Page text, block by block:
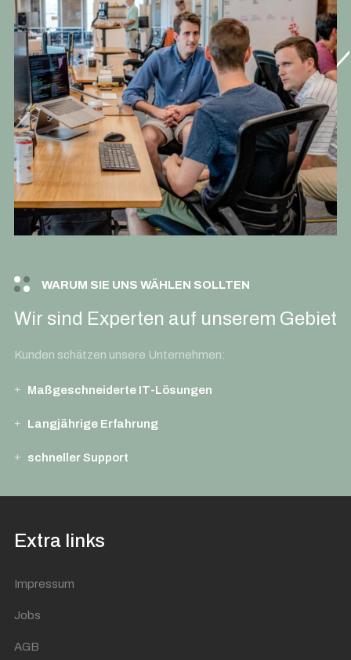
WARUM SIE UNS WÄHLEN SOLLTEN
Wir sind Experten auf unserem Gebiet
Kunden schätzen unsere Unternehmen:
Maßgeschneiderte IT-Lösungen
Langjährige Erfahrung
schneller Support
Extra links
Impressum
Jobs
AGB